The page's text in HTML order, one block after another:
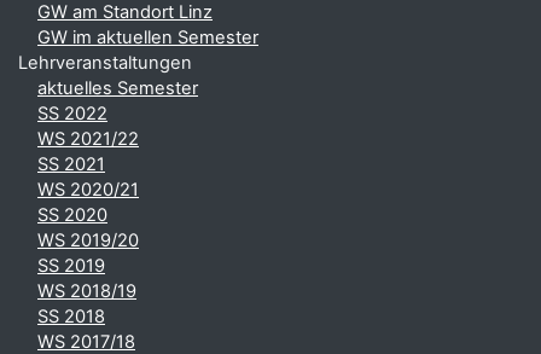
GW am Standort Linz
GW im aktuellen Semester
Lehrveranstaltungen
aktuelles Semester
SS 2022
WS 2021/22
SS 2021
WS 2020/21
SS 2020
WS 2019/20
SS 2019
WS 2018/19
SS 2018
WS 2017/18